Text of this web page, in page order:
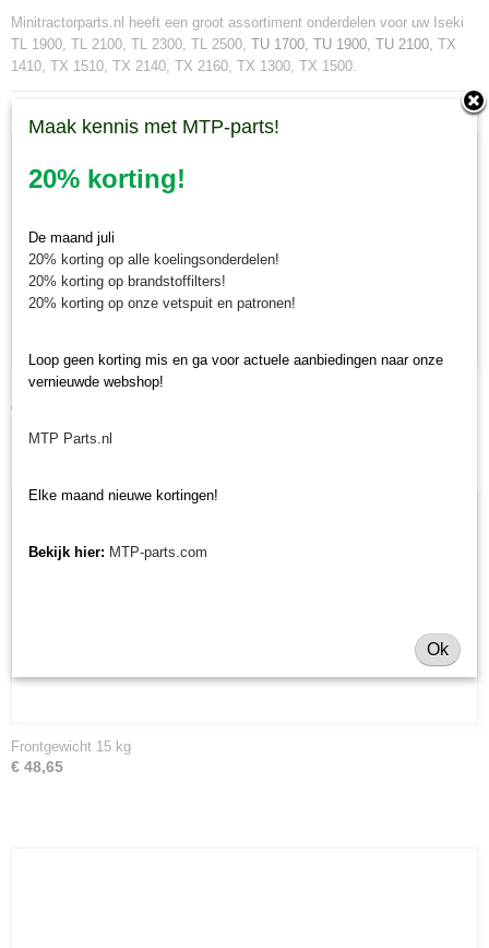
Minitractorparts.nl heeft een groot assortiment onderdelen voor uw Iseki
TL 1900, TL 2100, TL 2300, TL 2500, TU 1700, TU 1900, TU 2100, TX
1410, TX 1510, TX 2140, TX 2160, TX 1300, TX 1500.
Ook interessant
Kabel toerenteller Iseki Landhope TU
€ 39,26
Frontgewicht 15 kg
€ 48,65
Maak kennis met MTP-parts!
20% korting!
De maand juli
20% korting op alle koelingsonderdelen!
20% korting op brandstoffilters!
20% korting op onze vetspuit en patronen!
Loop geen korting mis en ga voor actuele aanbiedingen naar onze
vernieuwde webshop!
MTP Parts.nl
Elke maand nieuwe kortingen!
Bekijk hier: MTP-parts.com
Ok